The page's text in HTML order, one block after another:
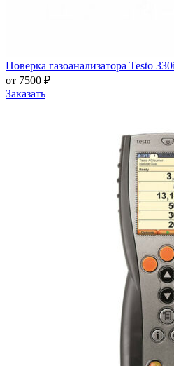
Поверка газоанализатора Testo 330i
от 7500 ₽
Заказать